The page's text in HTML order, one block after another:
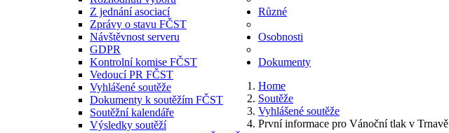
Z jednání asociací
Zprávy o stavu FČST
Návštěvnost serveru
GDPR
Kontrolní komise FČST
Vedoucí PR FČST
Vyhlášené soutěže
Dokumenty k soutěžím FČST
Soutěžní kalendáře
Výsledky soutěží
Různé
Osobnosti
Dokumenty
Home
Soutěže
Vyhlášené soutěže
První informace pro Vánoční tlak v Trnavě